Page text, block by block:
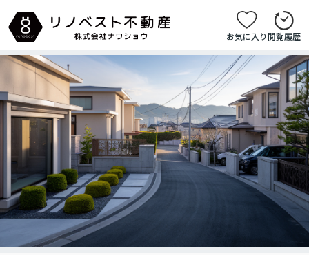
お気に入り閲覧履歴